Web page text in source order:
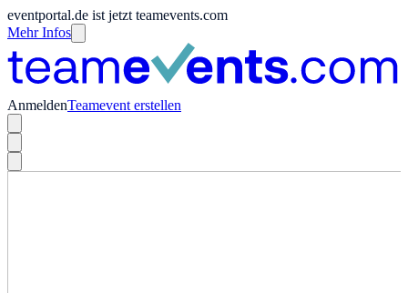
eventportal.de ist jetzt teamevents.com
Mehr Infos
AnmeldenTeamevent erstellen